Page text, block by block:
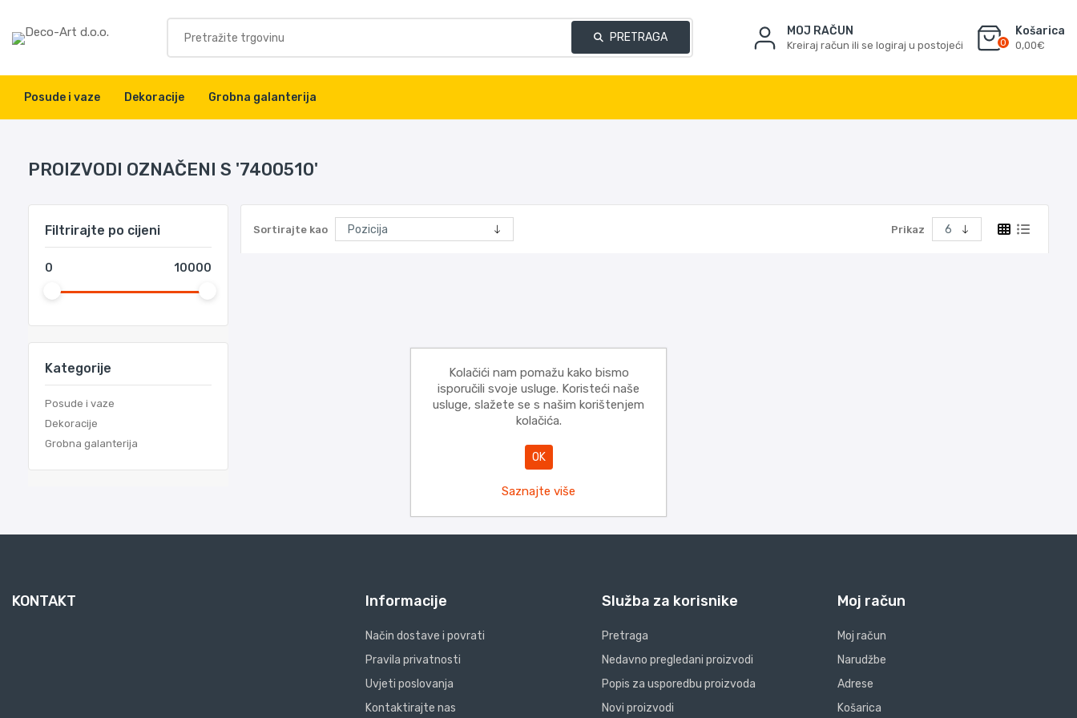
MOJ RAČUN
Kreiraj račun ili se logiraj u postojeći 0
Košarica
0,00€
PRETRAGA
Posude i vaze Dekoracije Grobna galanterija
PROIZVODI OZNAČENI S '7400510'
Filtrirajte po cijeni
0 10000
Kategorije
Posude i vaze
Dekoracije
Grobna galanterija
Sortirajte kao Prikaz
KONTAKT Informacije
Način dostave i povrati
Pravila privatnosti
Uvjeti poslovanja
Kontaktirajte nas
Služba za korisnike
Pretraga
Nedavno pregledani proizvodi
Popis za usporedbu proizvoda
Novi proizvodi
Moj račun
Moj račun
Narudžbe
Adrese
Košarica
Kolačići nam pomažu kako bismo
isporučili svoje usluge. Koristeći naše
usluge, slažete se s našim korištenjem
kolačića.
OK
Saznajte više